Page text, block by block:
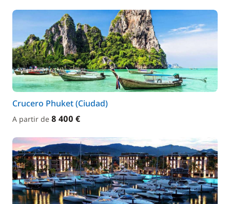
Crucero Phuket (Ciudad)
A partir de 8 400 €